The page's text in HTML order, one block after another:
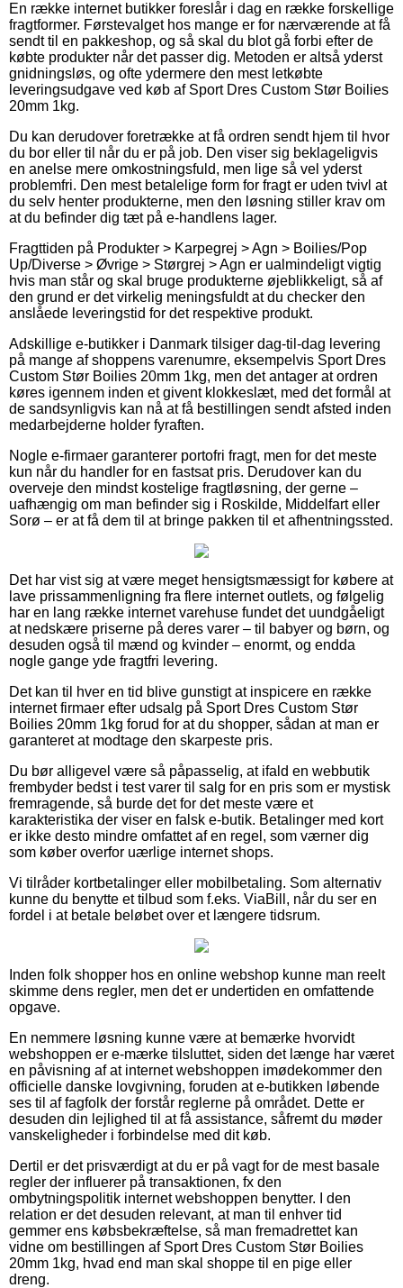
En række internet butikker foreslår i dag en række forskellige
fragtformer. Førstevalget hos mange er for nærværende at få
sendt til en pakkeshop, og så skal du blot gå forbi efter de
købte produkter når det passer dig. Metoden er altså yderst
gnidningsløs, og ofte ydermere den mest letkøbte
leveringsudgave ved køb af Sport Dres Custom Stør Boilies
20mm 1kg.
Du kan derudover foretrække at få ordren sendt hjem til hvor
du bor eller til når du er på job. Den viser sig beklageligvis
en anelse mere omkostningsfuld, men lige så vel yderst
problemfri. Den mest betalelige form for fragt er uden tvivl at
du selv henter produkterne, men den løsning stiller krav om
at du befinder dig tæt på e-handlens lager.
Fragttiden på Produkter > Karpegrej > Agn > Boilies/Pop
Up/Diverse > Øvrige > Størgrej > Agn er ualmindeligt vigtig
hvis man står og skal bruge produkterne øjeblikkeligt, så af
den grund er det virkelig meningsfuldt at du checker den
anslåede leveringstid for det respektive produkt.
Adskillige e-butikker i Danmark tilsiger dag-til-dag levering
på mange af shoppens varenumre, eksempelvis Sport Dres
Custom Stør Boilies 20mm 1kg, men det antager at ordren
køres igennem inden et givent klokkeslæt, med det formål at
de sandsynligvis kan nå at få bestillingen sendt afsted inden
medarbejderne holder fyraften.
Nogle e-firmaer garanterer portofri fragt, men for det meste
kun når du handler for en fastsat pris. Derudover kan du
overveje den mindst kostelige fragtløsning, der gerne –
uafhængig om man befinder sig i Roskilde, Middelfart eller
Sorø – er at få dem til at bringe pakken til et afhentningssted.
Det har vist sig at være meget hensigtsmæssigt for købere at
lave prissammenligning fra flere internet outlets, og følgelig
har en lang række internet varehuse fundet det uundgåeligt
at nedskære priserne på deres varer – til babyer og børn, og
desuden også til mænd og kvinder – enormt, og endda
nogle gange yde fragtfri levering.
Det kan til hver en tid blive gunstigt at inspicere en række
internet firmaer efter udsalg på Sport Dres Custom Stør
Boilies 20mm 1kg forud for at du shopper, sådan at man er
garanteret at modtage den skarpeste pris.
Du bør alligevel være så påpasselig, at ifald en webbutik
frembyder bedst i test varer til salg for en pris som er mystisk
fremragende, så burde det for det meste være et
karakteristika der viser en falsk e-butik. Betalinger med kort
er ikke desto mindre omfattet af en regel, som værner dig
som køber overfor uærlige internet shops.
Vi tilråder kortbetalinger eller mobilbetaling. Som alternativ
kunne du benytte et tilbud som f.eks. ViaBill, når du ser en
fordel i at betale beløbet over et længere tidsrum.
Inden folk shopper hos en online webshop kunne man reelt
skimme dens regler, men det er undertiden en omfattende
opgave.
En nemmere løsning kunne være at bemærke hvorvidt
webshoppen er e-mærke tilsluttet, siden det længe har været
en påvisning af at internet webshoppen imødekommer den
officielle danske lovgivning, foruden at e-butikken løbende
ses til af fagfolk der forstår reglerne på området. Dette er
desuden din lejlighed til at få assistance, såfremt du møder
vanskeligheder i forbindelse med dit køb.
Dertil er det prisværdigt at du er på vagt for de mest basale
regler der influerer på transaktionen, fx den
ombytningspolitik internet webshoppen benytter. I den
relation er det desuden relevant, at man til enhver tid
gemmer ens købsbekræftelse, så man fremadrettet kan
vidne om bestillingen af Sport Dres Custom Stør Boilies
20mm 1kg, hvad end man skal shoppe til en pige eller
dreng.